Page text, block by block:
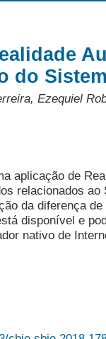
do
Ezequiel
aplicação de
relacionados
da diferença
disponível e
nativo de